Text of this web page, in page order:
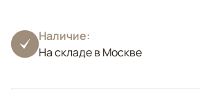
Наличие:
На складе в Москве